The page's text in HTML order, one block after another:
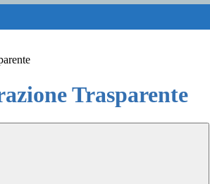
Trasparente